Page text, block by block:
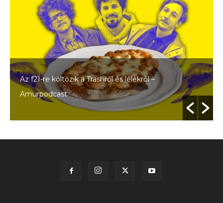
Az f21-re költözik a Trashről és lélekről –
Amurpodcast